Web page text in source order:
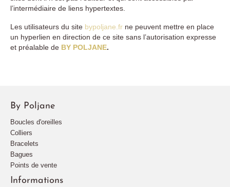
l’intermédiaire de liens hypertextes.
Les utilisateurs du site bypoljane.fr ne peuvent mettre en place
un hyperlien en direction de ce site sans l’autorisation expresse
et préalable de BY POLJANE.
By Poljane
Boucles d'oreilles
Colliers
Bracelets
Bagues
Points de vente
Informations